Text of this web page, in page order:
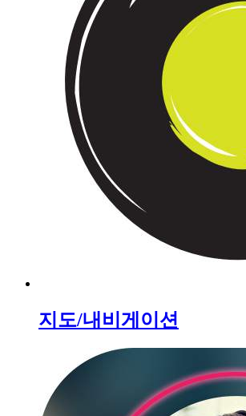
지도/내비게이션